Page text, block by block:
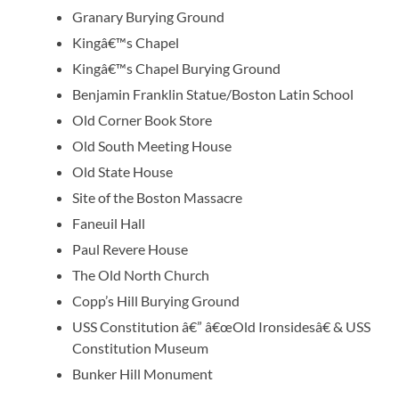
Granary Burying Ground
Kingâ€™s Chapel
Kingâ€™s Chapel Burying Ground
Benjamin Franklin Statue/Boston Latin School
Old Corner Book Store
Old South Meeting House
Old State House
Site of the Boston Massacre
Faneuil Hall
Paul Revere House
The Old North Church
Copp’s Hill Burying Ground
USS Constitution â€” â€œOld Ironsidesâ€ & USS
Constitution Museum
Bunker Hill Monument